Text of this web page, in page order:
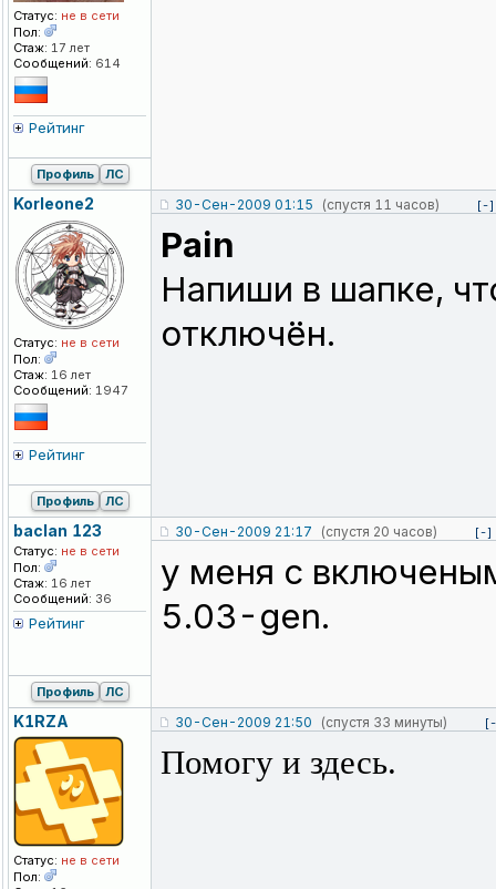
Статус: не в сети
Пол:
Стаж: 17 лет
Сообщений: 614
Рейтинг
Профиль ЛС
Korleone2
Статус: не в сети
Пол:
Стаж: 16 лет
Сообщений: 1947
Рейтинг
30-Сен-2009 01:15 (спустя 11 часов) [-]
Pain
Напиши в шапке,
отключён.
Профиль ЛС
baclan 123
Статус: не в сети
Пол:
Стаж: 16 лет
Сообщений: 36
Рейтинг
30-Сен-2009 21:17 (спустя 20 часов) [-]
у меня с
5.03-gen.
Профиль ЛС
K1RZA
Статус: не в сети
Пол:
30-Сен-2009 21:50 (спустя 33 минуты)
Помогу и здесь.